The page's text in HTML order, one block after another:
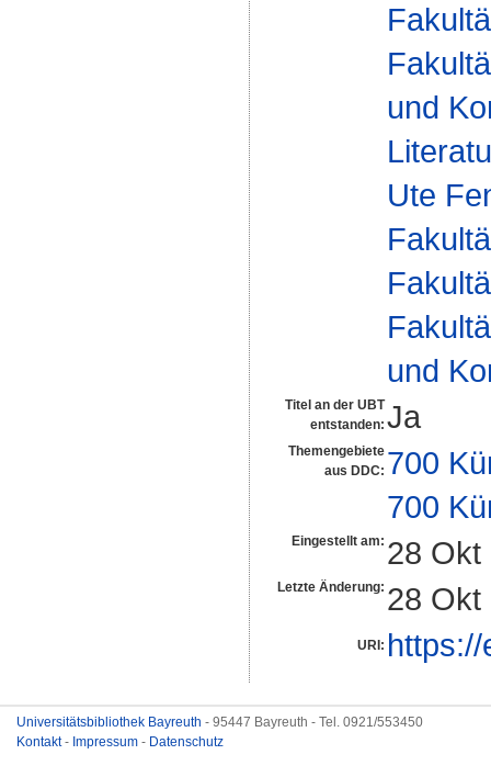
und
Ute
und
Titel an der UBT
entstanden: Ja
Themengebiete
aus DDC: 700
700
Eingestellt am: 28 Okt
Letzte Änderung: 28 Okt
URI:
Universitätsbibliothek Bayreuth - 95447 Bayreuth - Tel. 0921/553450
Kontakt- Impressum - Datenschutz